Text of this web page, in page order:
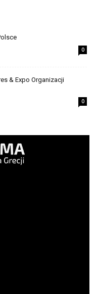
0
& Expo Organizacji
0